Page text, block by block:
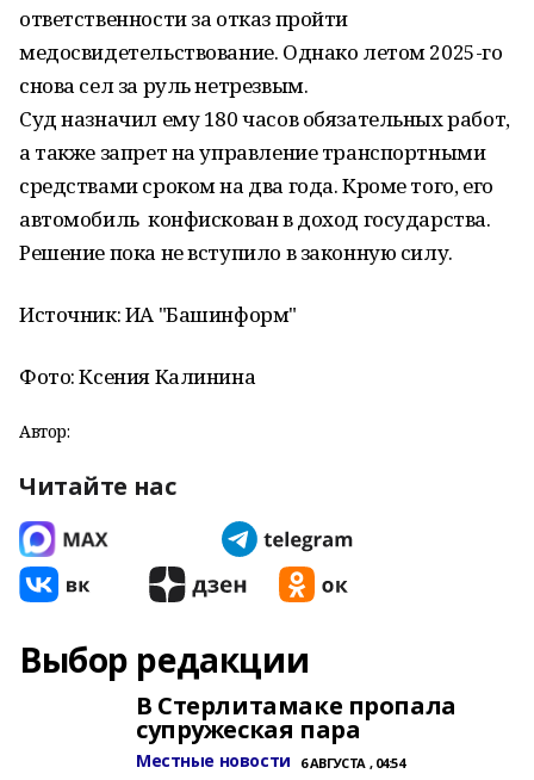
ответственности за отказ пройти
медосвидетельствование. Однако летом 2025-го
снова сел за руль нетрезвым.
Суд назначил ему 180 часов обязательных работ,
а также запрет на управление транспортными
средствами сроком на два года. Кроме того, его
автомобиль конфискован в доход государства.
Решение пока не вступило в законную силу.
Источник: ИА "Башинформ"
Фото: Ксения Калинина
Автор:
Читайте нас
Выбор редакции
В Стерлитамаке пропала
супружеская пара
Местные новости 6 АВГУСТА , 04:54